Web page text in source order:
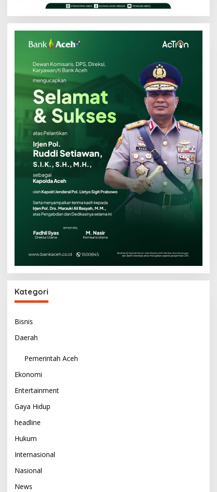
Kategori
Bisnis
Daerah
Pemerintah Aceh
Ekonomi
Entertainment
Gaya Hidup
headline
Hukum
Internasional
Nasional
News